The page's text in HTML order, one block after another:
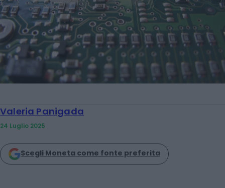
Valeria Panigada
24 Luglio 2025
Scegli Moneta come fonte preferita